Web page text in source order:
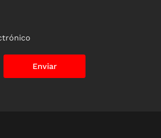
Enviar